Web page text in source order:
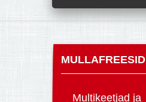
MULLAFREESID
Multikeetjad ja